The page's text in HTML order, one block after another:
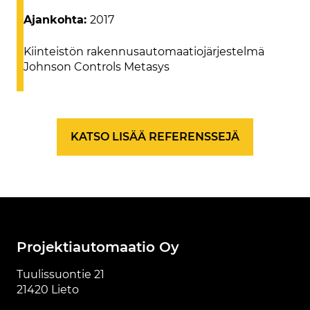
Ajankohta: 2017
Kiinteistön rakennusautomaatiojärjestelmä
Johnson Controls Metasys
KATSO LISÄÄ REFERENSSEJÄ
Projektiautomaatio Oy
Tuulissuontie 21
21420 Lieto